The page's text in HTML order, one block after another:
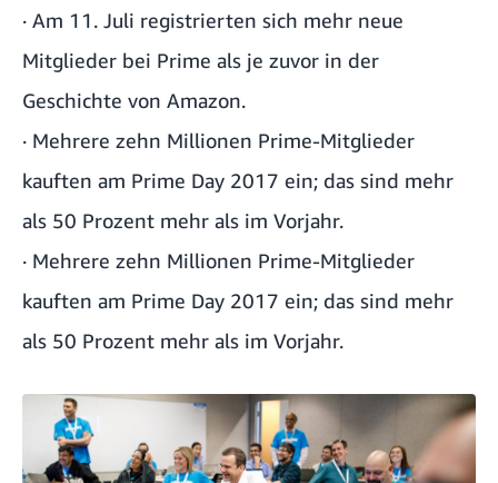
· Am 11. Juli registrierten sich mehr neue
Mitglieder bei Prime als je zuvor in der
Geschichte von Amazon.
· Mehrere zehn Millionen Prime-Mitglieder
kauften am Prime Day 2017 ein; das sind mehr
als 50 Prozent mehr als im Vorjahr.
· Mehrere zehn Millionen Prime-Mitglieder
kauften am Prime Day 2017 ein; das sind mehr
als 50 Prozent mehr als im Vorjahr.